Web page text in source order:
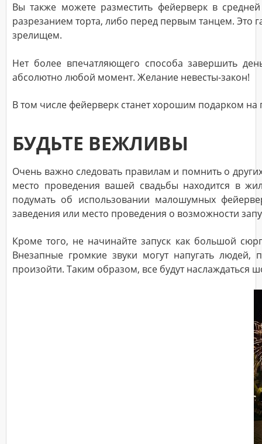
Вы также можете разместить фейерверк в
разрезанием торта, либо перед первым танцем. Это
зрелищем.
Нет более впечатляющего способа завершить
абсолютно любой момент. Желание невесты-закон!
В том числе фейерверк станет хорошим подарком на
БУДЬТЕ ВЕЖЛИВЫ
Очень важно следовать правилам и помнить о
место проведения вашей свадьбы находится в
подумать об использовании малошумных
заведения или место проведения о возможности
Кроме того, не начинайте запуск как большой
Внезапные громкие звуки могут напугать
произойти. Таким образом, все будут наслаждаться